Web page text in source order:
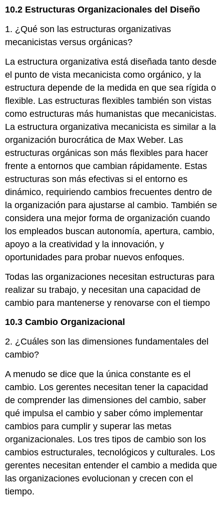
10.2 Estructuras Organizacionales del Diseño
1. ¿Qué son las estructuras organizativas
mecanicistas versus orgánicas?
La estructura organizativa está diseñada tanto desde
el punto de vista mecanicista como orgánico, y la
estructura depende de la medida en que sea rígida o
flexible. Las estructuras flexibles también son vistas
como estructuras más humanistas que mecanicistas.
La estructura organizativa mecanicista es similar a la
organización burocrática de Max Weber. Las
estructuras orgánicas son más flexibles para hacer
frente a entornos que cambian rápidamente. Estas
estructuras son más efectivas si el entorno es
dinámico, requiriendo cambios frecuentes dentro de
la organización para ajustarse al cambio. También se
considera una mejor forma de organización cuando
los empleados buscan autonomía, apertura, cambio,
apoyo a la creatividad y la innovación, y
oportunidades para probar nuevos enfoques.
Todas las organizaciones necesitan estructuras para
realizar su trabajo, y necesitan una capacidad de
cambio para mantenerse y renovarse con el tiempo
10.3 Cambio Organizacional
2. ¿Cuáles son las dimensiones fundamentales del
cambio?
A menudo se dice que la única constante es el
cambio. Los gerentes necesitan tener la capacidad
de comprender las dimensiones del cambio, saber
qué impulsa el cambio y saber cómo implementar
cambios para cumplir y superar las metas
organizacionales. Los tres tipos de cambio son los
cambios estructurales, tecnológicos y culturales. Los
gerentes necesitan entender el cambio a medida que
las organizaciones evolucionan y crecen con el
tiempo.